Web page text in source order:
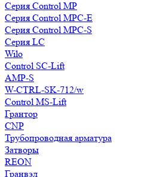
Серия Control MP
Серия Control MPC-E
Серия Control MPC-S
Серия LC
Wilo
Control SC-Lift
AMP-S
W-CTRL-SK-712/w
Control MS-Lift
Грантор
CNP
Трубопроводная арматура
Затворы
REON
Гранвэл